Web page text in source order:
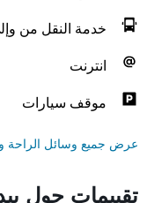
خدمة النقل من
انترنت
موقف سيارات
عرض جميع وسائل الراحة
تقييمات حول